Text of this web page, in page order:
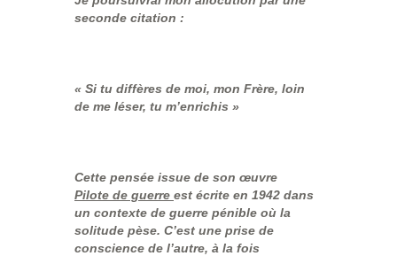
seconde citation :
« Si tu diffères de moi, mon Frère, loin
de me léser, tu m’enrichis »
Cette pensée issue de son œuvre
Pilote de guerre est écrite en 1942 dans
un contexte de guerre pénible où la
solitude pèse. C’est une prise de
conscience de l’autre, à la fois